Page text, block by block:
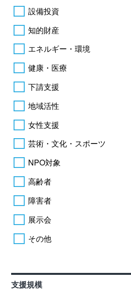
設備投資
知的財産
エネルギー・環境
健康・医療
下請支援
地域活性
女性支援
芸術・文化・スポーツ
NPO対象
高齢者
障害者
展示会
その他
支援規模